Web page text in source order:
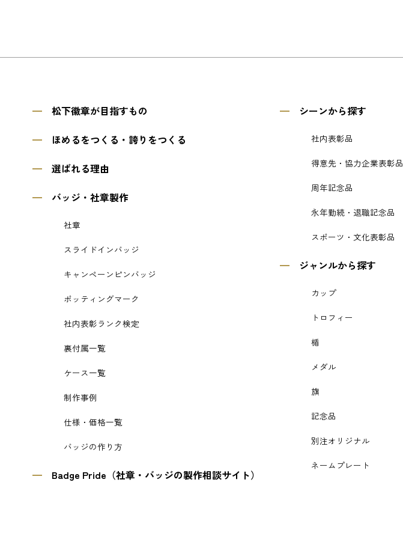
松下徽章が目指すもの
ほめるをつくる・誇りをつくる
選ばれる理由
バッジ・社章製作
社章
スライドインバッジ
キャンペーンピンバッジ
ポッティングマーク
社内表彰ランク検定
裏付属一覧
ケース一覧
制作事例
仕様・価格一覧
バッジの作り方
Badge Pride（社章・バッジの製作相談サイト）
シーンから探す
社内表彰品
得意先・協力企業表彰品
周年記念品
永年勤続・退職記念品
スポーツ・文化表彰品
ジャンルから探す
カップ
トロフィー
楯
メダル
旗
記念品
別注オリジナル
ネームプレート